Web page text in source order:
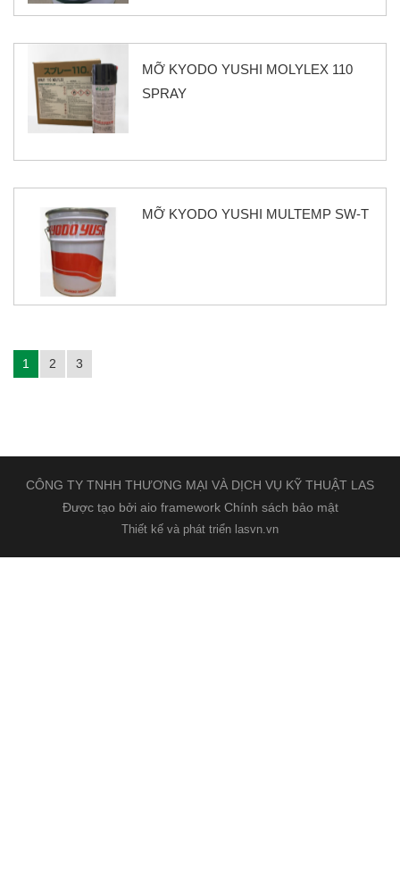
MỠ KYODO YUSHI MOLYLEX 110
SPRAY
MỠ KYODO YUSHI MULTEMP SW-T
1 2 3
CÔNG TY TNHH THƯƠNG MẠI VÀ DỊCH VỤ KỸ THUẬT LAS
Được tạo bởi aio framework Chính sách bảo mật
Thiết kế và phát triển lasvn.vn